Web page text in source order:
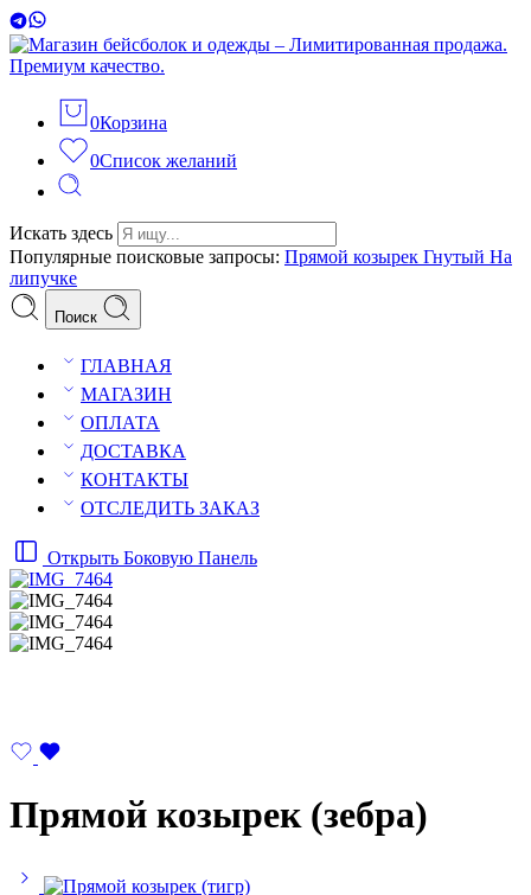
0Корзина
0Список желаний
Искать здесь
Популярные поисковые запросы: Прямой козырек Гнутый На
липучке
Поиск
ГЛАВНАЯ
МАГАЗИН
ОПЛАТА
ДОСТАВКА
КОНТАКТЫ
ОТСЛЕДИТЬ ЗАКАЗ
Открыть Боковую Панель
Прямой козырек (зебра)